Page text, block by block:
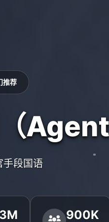
推荐
手段国语
900K